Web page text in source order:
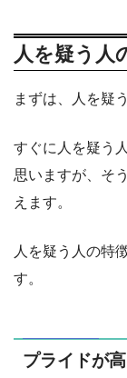
人を疑う人
まずは、人を疑
すぐに人を疑う
思いますが、そ
えます。
人を疑う人の特
す。
プライドが